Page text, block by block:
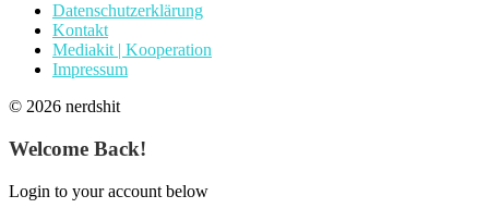
Datenschutzerklärung
Kontakt
Mediakit | Kooperation
Impressum
© 2026 nerdshit
Welcome Back!
Login to your account below